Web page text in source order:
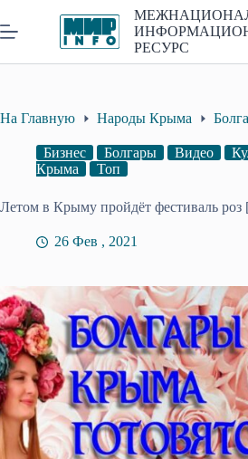
к
сути
РЕСУРС
На Главную Народы Крыма
Бизнес Болгары Видео
Крыма
Топ
Летом в Крыму пройдёт фестиваль роз
26 Фев , 2021